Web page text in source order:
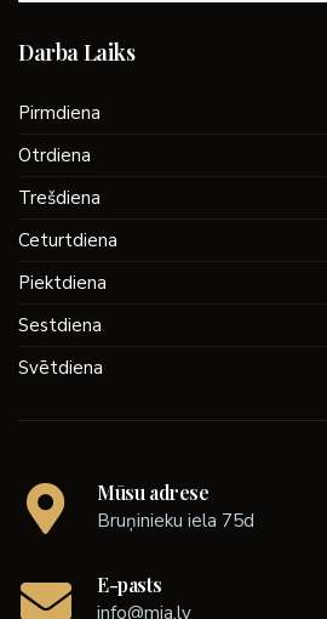
Darba Laiks
Pirmdiena
Otrdiena
Trešdiena
Ceturtdiena
Piektdiena
Sestdiena
Svētdiena
Mūsu adrese
Bruņinieku iela 75d
E-pasts
info@mia.lv